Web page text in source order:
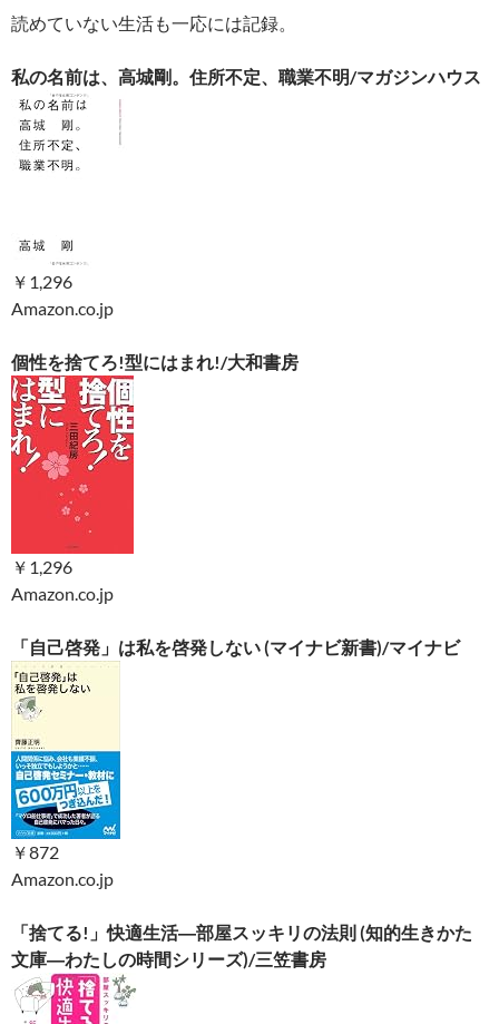
読めていない生活も一応には記録。
私の名前は、高城剛。住所不定、職業不明/マガジンハウス
￥1,296
Amazon.co.jp
個性を捨てろ!型にはまれ!/大和書房
￥1,296
Amazon.co.jp
「自己啓発」は私を啓発しない (マイナビ新書)/マイナビ
￥872
Amazon.co.jp
「捨てる!」快適生活―部屋スッキリの法則 (知的生きかた
文庫―わたしの時間シリーズ)/三笠書房